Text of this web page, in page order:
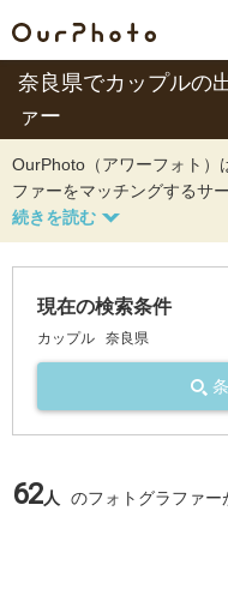
奈良県でカップルの
ァー
OurPhoto（アワーフォト）
ファーをマッチングするサ
現在の検索条件
カップル 奈良県
62人 のフォトグラファー